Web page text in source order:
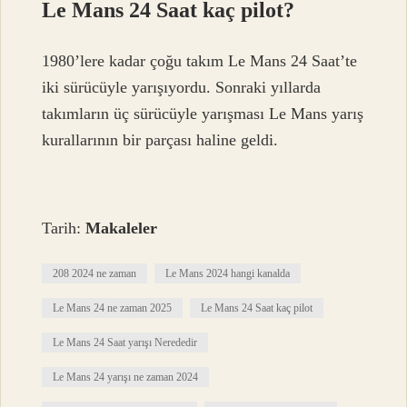
Le Mans 24 Saat kaç pilot?
1980’lere kadar çoğu takım Le Mans 24 Saat’te
iki sürücüyle yarışıyordu. Sonraki yıllarda
takımların üç sürücüyle yarışması Le Mans yarış
kurallarının bir parçası haline geldi.
Tarih:Makaleler
208 2024 ne zaman Le Mans 2024 hangi kanalda
Le Mans 24 ne zaman 2025 Le Mans 24 Saat kaç pilot
Le Mans 24 Saat yarışı Nerededir
Le Mans 24 yarışı ne zaman 2024